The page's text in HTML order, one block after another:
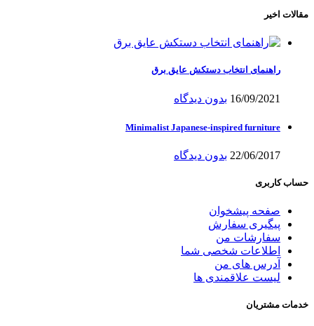
مقالات اخیر
راهنمای انتخاب دستکش عایق برق
16/09/2021 بدون دیدگاه
Minimalist Japanese-inspired furniture
22/06/2017 بدون دیدگاه
حساب کاربری
صفحه پیشخوان
پیگیری سفارش
سفارشات من
اطلاعات شخصی شما
آدرس های من
لیست علاقمندی ها
خدمات مشتریان